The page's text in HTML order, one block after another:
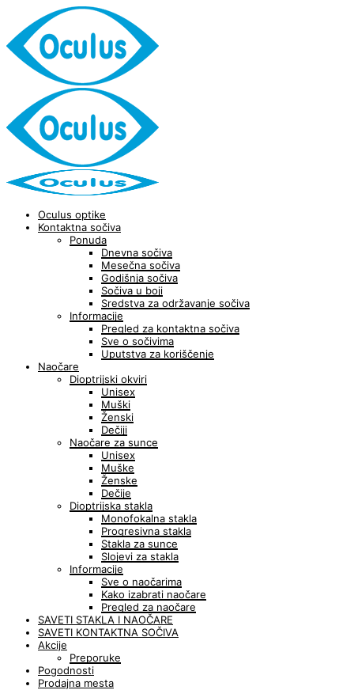
Oculus optike
Kontaktna sočiva
Ponuda
Dnevna sočiva
Mesečna sočiva
Godišnja sočiva
Sočiva u boji
Sredstva za održavanje sočiva
Informacije
Pregled za kontaktna sočiva
Sve o sočivima
Uputstva za koriščenje
Naočare
Dioptrijski okviri
Unisex
Muški
Ženski
Dečiji
Naočare za sunce
Unisex
Muške
Ženske
Dečije
Dioptrijska stakla
Monofokalna stakla
Progresivna stakla
Stakla za sunce
Slojevi za stakla
Informacije
Sve o naočarima
Kako izabrati naočare
Pregled za naočare
SAVETI STAKLA I NAOČARE
SAVETI KONTAKTNA SOČIVA
Akcije
Preporuke
Pogodnosti
Prodajna mesta